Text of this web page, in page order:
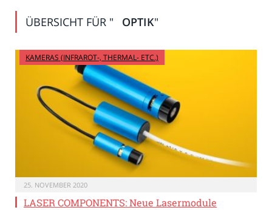
ÜBERSICHT FÜR " OPTIK"
KAMERAS (INFRAROT-, THERMAL- ETC.)
25. NOVEMBER 2020
LASER COMPONENTS: Neue Lasermodule